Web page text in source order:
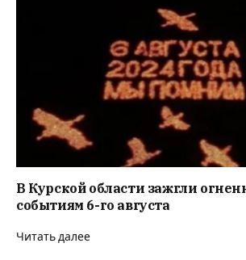
В Курской области зажгли
событиям 6-го августа
Читать далее